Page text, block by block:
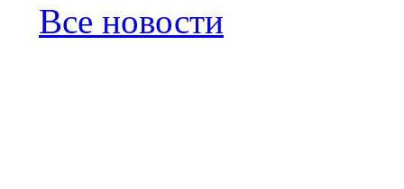
Все новости